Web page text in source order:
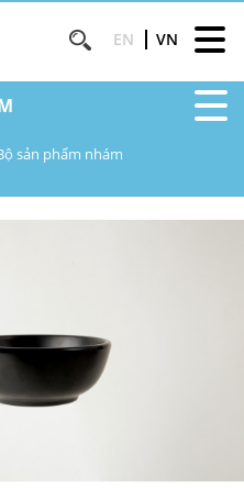
EN VN
sản phẩm nhám